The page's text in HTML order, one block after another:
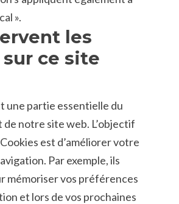
».
les
ce site
une partie essentielle du
notre site web. L’objectif
est d’améliorer votre
Par exemple, ils
mémoriser vos préférences
et lors de vos prochaines